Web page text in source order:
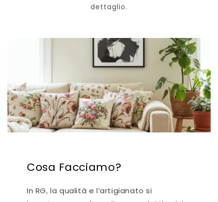
dettaglio.
Cosa Facciamo?
In RG, la qualità e l’artigianato si